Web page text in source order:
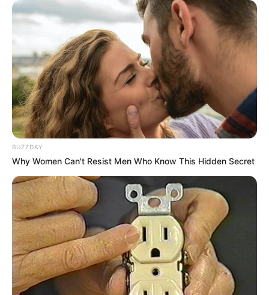
Spécial-Dernière
15 – 5 – 9 – 4 – 3 – 17 – 16 – 11
Tiercé-Magazine
14 – 17 – 8 – 16 – 4 – 18 – 5 – 13
Turfomania M
3 – 16 – 14 – 15 – 5 – 9 – 4 – 17
Tropiques-FM
15 – 17 – 9 – 16 – 14 – 11 – 5 – 4
Week-End
15 – 17 – 16 – 11 – 12 – 3 – 4 – 5
Week-End-Turf.com
15 – 5 – 16 – 9 – 17 – 4 – 3 – 11
BUZZDAY
Why Women Can't Resist Men Who Know This Hidden Secret